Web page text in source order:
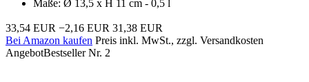
Maße: Ø 13,5 x H 11 cm - 0,5 l
33,54 EUR −2,16 EUR 31,38 EUR
Bei Amazon kaufen Preis inkl. MwSt., zzgl. Versandkosten
AngebotBestseller Nr. 2